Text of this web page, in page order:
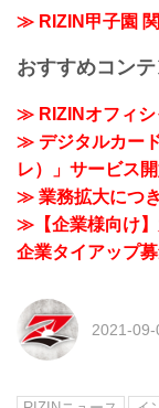
≫ RIZIN甲子園
おすすめコン
≫ RIZINオフィシ
≫ デジタルカー
レ）」サービス開
≫ 業務拡大につ
≫【企業様向け】
企業タイアップ募
2021-09-